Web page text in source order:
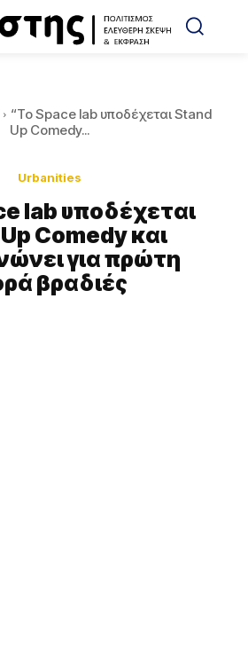
“To Space lab υποδέχεται Stand
Up Comedy...
Urbanities
lab υποδέχεται
Comedy και
για πρώτη
βραδιές